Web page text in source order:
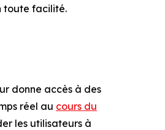
toute facilité.
donne accès à des
réel au cours du
les utilisateurs à